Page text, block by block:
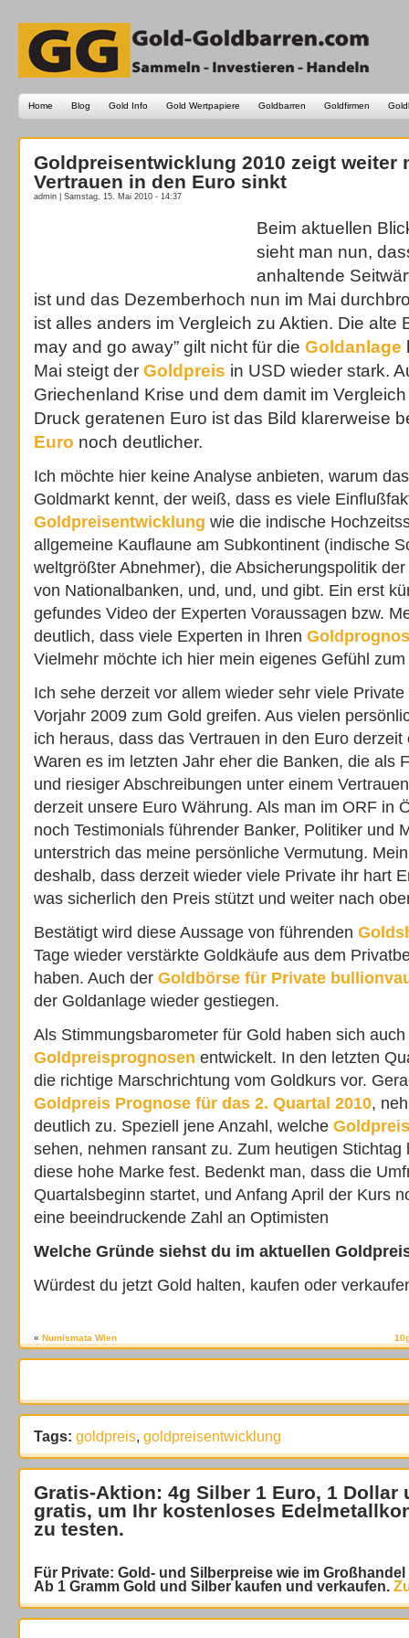
Home Blog Gold Info Gold Wertpapiere Goldbarren Goldfirmen
Goldpreisentwicklung 2010 zeigt weiter
Vertrauen in den Euro sinkt
admin | Samstag, 15. Mai 2010 - 14:37
Beim aktuellen
sieht man nun,
anhaltende
ist und das Dezemberhoch nun im Mai
ist alles anders im Vergleich zu Aktien. Die alte
may and go away” gilt nicht für die Goldanlage
Mai steigt der Goldpreis in USD wieder stark.
Griechenland Krise und dem damit im
Druck geratenen Euro ist das Bild klarerweise
Euro noch deutlicher.
Ich möchte hier keine Analyse anbieten, warum
Goldmarkt kennt, der weiß, dass es viele
Goldpreisentwicklung wie die indische
allgemeine Kauflaune am Subkontinent (indische
weltgrößter Abnehmer), die Absicherungspolitik
von Nationalbanken, und, und, und gibt. Ein erst
gefundes Video der Experten Voraussagen bzw.
deutlich, dass viele Experten in Ihren
Vielmehr möchte ich hier mein eigenes Gefühl
Ich sehe derzeit vor allem wieder sehr viele
Vorjahr 2009 zum Gold greifen. Aus vielen
ich heraus, dass das Vertrauen in den Euro
Waren es im letzten Jahr eher die Banken, die als
und riesiger Abschreibungen unter einem
derzeit unsere Euro Währung. Als man im ORF in
noch Testimonials führender Banker, Politiker und
unterstrich das meine persönliche Vermutung.
deshalb, dass derzeit wieder viele Private ihr hart
was sicherlich den Preis stützt und weiter nach
Bestätigt wird diese Aussage von führenden
Tage wieder verstärkte Goldkäufe aus dem
haben. Auch der Goldbörse für Private
der Goldanlage wieder gestiegen.
Als Stimmungsbarometer für Gold haben sich
Goldpreisprognosen entwickelt. In den letzten
die richtige Marschrichtung vom Goldkurs vor.
Goldpreis Prognose für das 2. Quartal 2010,
deutlich zu. Speziell jene Anzahl, welche
sehen, nehmen ransant zu. Zum heutigen Stichtag
diese hohe Marke fest. Bedenkt man, dass die
Quartalsbeginn startet, und Anfang April der Kurs
eine beeindruckende Zahl an Optimisten
Welche Gründe siehst du im aktuellen
Würdest du jetzt Gold halten, kaufen oder
« Numismata Wien
Tags: goldpreis, goldpreisentwicklung
Gratis-Aktion: 4g Silber 1 Euro, 1 Dollar
gratis, um Ihr kostenloses
zu testen.
Für Private: Gold- und Silberpreise wie im
Ab 1 Gramm Gold und Silber kaufen und verkaufen.